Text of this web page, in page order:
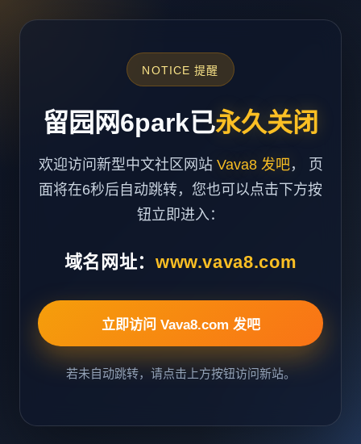
NOTICE 提醒
留园网6park已永久关闭
欢迎访问新型中文社区网站 Vava8 发吧， 页
面将在6秒后自动跳转，您也可以点击下方按
钮立即进入：
域名网址： www.vava8.com
立即访问 Vava8.com 发吧
若未自动跳转，请点击上方按钮访问新站。